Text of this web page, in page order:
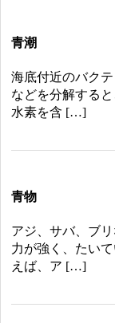
青潮
海底付近のバク
などを分解する
水素を含 […]
青物
アジ、サバ、ブ
力が強く、たい
えば、ア […]